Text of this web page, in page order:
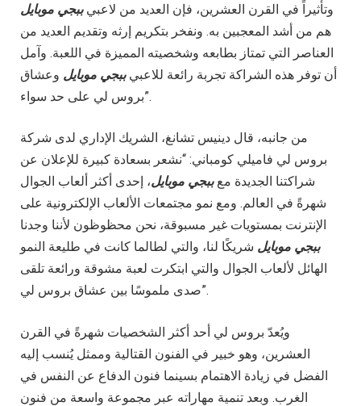
وتأثيراً في القرن العشرين، فإن العديد من لاعبيببجي موبايل
هم من أشد المعجبين به. ونفخر بتكريم إرثه وتقديم العديد من
العناصر التي تمتاز بطابعه وشخصيته المميزة في اللعبة. وآمل
أن توفر هذه الشراكة تجربة رائعة للاعبيببجي موبايل وعشاق
بروس لي على حد سواء”.
من جانبه، قال دينيس تشانغ، الشريك الإداري لدى شركة
بروس لي فاميلي كومباني: “نشعر بسعادة كبيرة للإعلان عن
شراكتنا الجديدة معببجي موبايل، إحدى أكثر ألعاب الجوال
شهرةً في العالم. ومع نمو مجتمعات الألعاب الإلكترونية على
الإنترنت بمستويات غير مسبوقة، نحن محظوظون لأننا وجدنا
ببجي موبايل شريكًا لنا، والتي لطالما كانت في طليعة النمو
الهائل لألعاب الجوال والتي ابتكرت لعبة مشوقة ورائعة تلقى
صدى ملموسًا بين عشاق بروس لي”.
ويُعدّ بروس لي أحد أكثر الشخصيات شهرةً في القرن
العشرين، وهو خبير في الفنون القتالية وممثل يُنسب إليه
الفضل في زيادة الاهتمام بسينما فنون الدفاع عن النفس في
الغرب. وبعد تنمية مهاراته عبر مجموعة واسعة من فنون